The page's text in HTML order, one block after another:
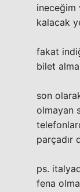
ineceğim
kalacak
fakat
bilet
son
olmayan
parçadır
ps.
fena